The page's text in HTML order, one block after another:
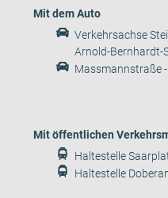
Mit dem Auto
Verkehrsachse
Arnold-Bernhardt-
Massmannstraße
Mit öffentlichen
Haltestelle
Haltestelle